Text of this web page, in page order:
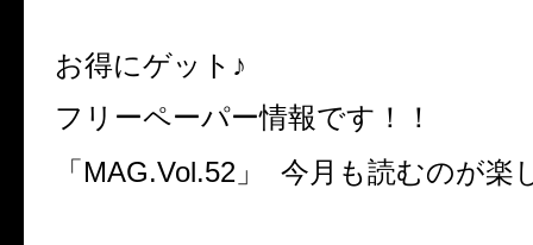
お得にゲット♪
フリーペーパー情報です！！
「MAG.Vol.52」 今月も読むのが楽